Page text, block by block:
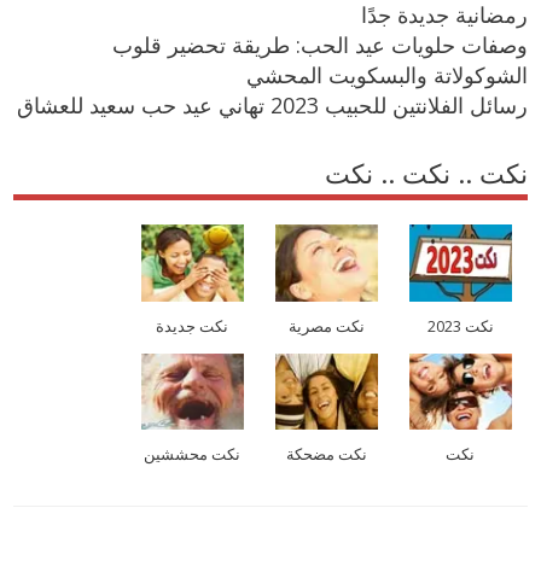
رمضانية جديدة جدًا
وصفات حلويات عيد الحب: طريقة تحضير قلوب
الشوكولاتة والبسكويت المحشي
رسائل الفلانتين للحبيب 2023 تهاني عيد حب سعيد للعشاق
نكت .. نكت .. نكت
نكت 2023 نكت مصرية نكت جديدة
نكت نكت مضحكة نكت محششين